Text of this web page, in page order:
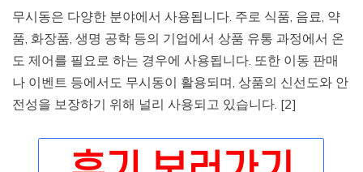
무시동은 다양한 분야에서 사용됩니다. 주로 식품, 음료, 약
품, 화장품, 생명 공학 등의 기업에서 상품 유통 과정에서 온
도 제어를 필요로 하는 경우에 사용됩니다. 또한 이동 판매
나 이벤트 등에서도 무시동이 활용되며, 상품의 신선도와 안
전성을 보장하기 위해 널리 사용되고 있습니다. [2]